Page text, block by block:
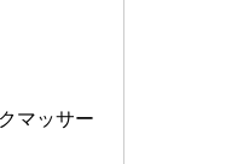
マッサー